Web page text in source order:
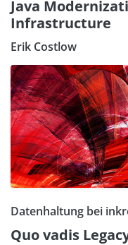
Java
Infrastructure
Erik Costlow
Datenhaltung bei
Quo vadis